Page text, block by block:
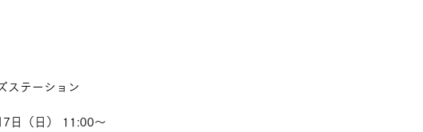
ステーション
7日（日） 11:00～